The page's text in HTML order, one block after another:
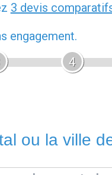
3 devis
engagement.
4
ou la ville